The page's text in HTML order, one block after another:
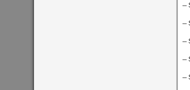
–
–
–
–
–